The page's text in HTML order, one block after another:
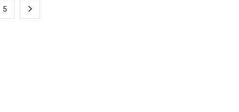
将其发展为代表过天的表演艺术节的愿望。 与此同
程序，以提高节日的完整度。我们将在节日开幕前仔细检
快速掌握。” 即使是同样的动作，齐格弗
和力量就足以解释角色。” 他的日常生活也发
5 下